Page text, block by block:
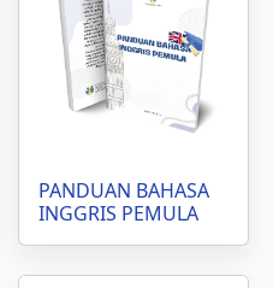
PANDUAN BAHASA
INGGRIS PEMULA